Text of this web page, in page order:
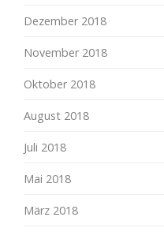
Dezember 2018
November 2018
Oktober 2018
August 2018
Juli 2018
Mai 2018
März 2018